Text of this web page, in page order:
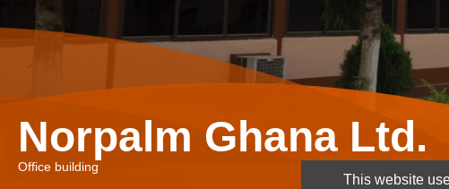
Norpalm Ghana Ltd.
Office building
This website